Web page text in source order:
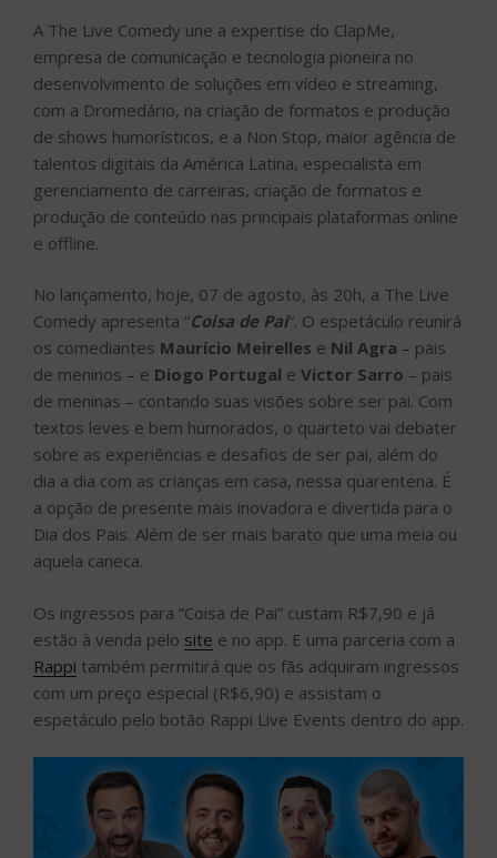
A The Live Comedy une a expertise do ClapMe,
empresa de comunicação e tecnologia pioneira no
desenvolvimento de soluções em vídeo e streaming,
com a Dromedário, na criação de formatos e produção
de shows humorísticos, e a Non Stop, maior agência de
talentos digitais da América Latina, especialista em
gerenciamento de carreiras, criação de formatos e
produção de conteúdo nas principais plataformas online
e offline.
No lançamento, hoje, 07 de agosto, às 20h, a The Live
Comedy apresenta “Coisa de Pai“. O espetáculo reunirá
os comediantes Maurício Meirelles e Nil Agra – pais
de meninos – e Diogo Portugal e Victor Sarro – pais
de meninas – contando suas visões sobre ser pai. Com
textos leves e bem humorados, o quarteto vai debater
sobre as experiências e desafios de ser pai, além do
dia a dia com as crianças em casa, nessa quarentena. É
a opção de presente mais inovadora e divertida para o
Dia dos Pais. Além de ser mais barato que uma meia ou
aquela caneca.
Os ingressos para “Coisa de Pai” custam R$7,90 e já
estão à venda pelo site e no app. E uma parceria com a
Rappi também permitirá que os fãs adquiram ingressos
com um preço especial (R$6,90) e assistam o
espetáculo pelo botão Rappi Live Events dentro do app.